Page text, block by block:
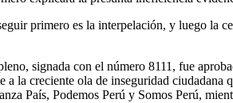
primero es la interpelación, y luego la
signada con el número 8111, fue
a la creciente ola de inseguridad
País, Podemos Perú y Somos Perú,